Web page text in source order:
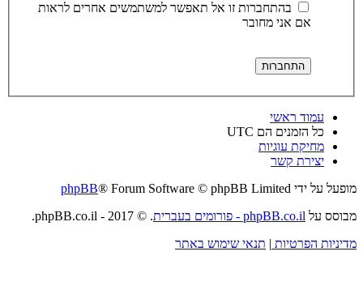
בהתחברות זו אל תאפשר למשתמשים אחרים לראות
אם אני מחובר
עמוד ראשי
כל הזמנים הם UTC
מחיקת עוגיות
יצירת קשר
מופעל על ידי
phpBB® Forum Software © phpBB Limited
מבוסס על phpBB.co.il - פורומים בעברית
. © 2017 - phpBB.co.il.
מדיניות הפרטיות | תנאי שימוש באתר